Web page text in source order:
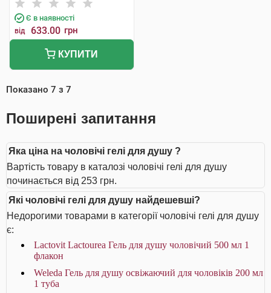
Є в наявності
від 633.00 грн
КУПИТИ
Показано 7 з 7
Поширені запитання
Яка ціна на чоловічі гелі для душу ?
Вартість товару в каталозі чоловічі гелі для душу
починається від 253 грн.
Які чоловічі гелі для душу найдешевші?
Недорогими товарами в категорії чоловічі гелі для душу
є:
Lactovit Lactourea Гель для душу чоловічий 500 мл 1
флакон
Weleda Гель для душу освіжаючий для чоловіків 200 мл
1 туба